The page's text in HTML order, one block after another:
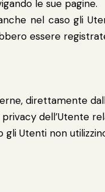
le sue pagine.
nel caso gli
essere
direttamente
dell’Utente
Utenti non